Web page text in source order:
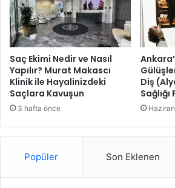
k
b
i
n
a
s
ı
h
ı
Saç Ekimi Nedir ve Nasıl
Yapılır? Murat Makascı
Klinik ile Hayalinizdeki
Saçlara Kavuşun
3 hafta önce
Diş
Popüler Son Eklenen